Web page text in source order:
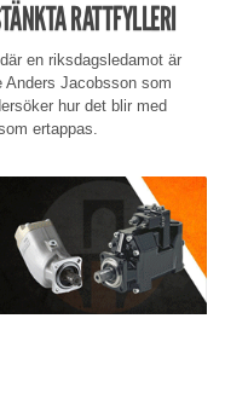
RATTFYLLERI
en riksdagsledamot är
Jacobsson som
hur det blir med
ertappas.